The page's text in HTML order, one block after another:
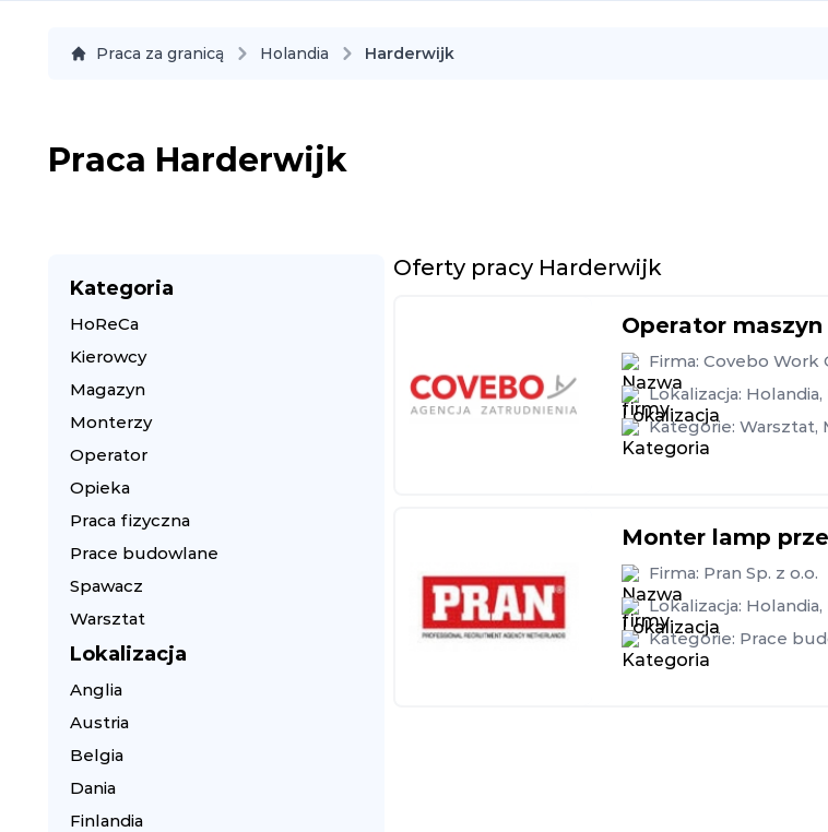
Praca za granicą Holandia Harderwijk
Praca Harderwijk
Kategoria
HoReCa
Kierowcy
Magazyn
Monterzy
Operator
Opieka
Praca fizyczna
Prace budowlane
Spawacz
Warsztat
Lokalizacja
Anglia
Austria
Belgia
Dania
Finlandia
Oferty pracy Harderwijk
Operator
Firma: Covebo Work
Lokalizacja: Holandia,
Kategorie: Warsztat,
Monter lamp
Firma: Pran Sp. z o.o.
Lokalizacja: Holandia,
Kategorie: Prace